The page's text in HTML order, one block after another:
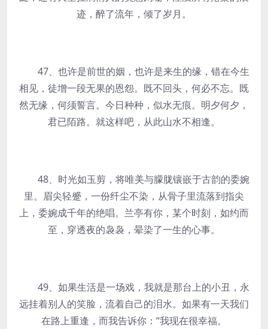
迹，醉了流年，倾了岁月。
47、也许是前世的姻，也许是来生的缘，错在今生
相见，徒增一段无果的恩怨。既不回头，何必不忘。既
然无缘，何须誓言。今日种种，似水无痕。明夕何夕，
君已陌路。就这样吧，从此山水不相逢。
48、时光如玉剪，将唯美与朦胧镶嵌于古韵的委婉
里。眉尖轻蹙，一份纤尘不染，从骨子里流落到指尖
上，委婉成千年的绝唱。兰亭有你，某个时刻，如约而
至，穿透夜的袅袅，晕染了一生的心事。
49、如果生活是一场戏，我就是那台上的小丑，永
远挂着别人的笑脸，流着自己的泪水。如果有一天我们
在路上重逢，而我告诉你：“我现在很幸福。